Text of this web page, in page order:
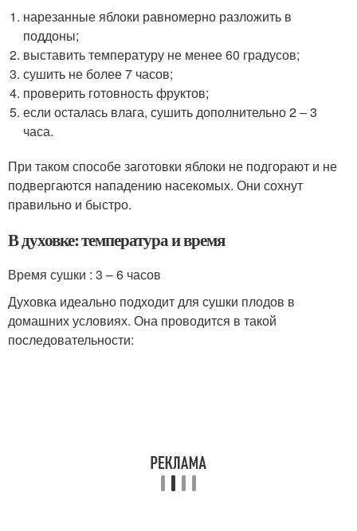
нарезанные яблоки равномерно разложить в
поддоны;
выставить температуру не менее 60 градусов;
сушить не более 7 часов;
проверить готовность фруктов;
если осталась влага, сушить дополнительно 2 – 3
часа.
При таком способе заготовки яблоки не подгорают и не
подвергаются нападению насекомых. Они сохнут
правильно и быстро.
В духовке: температура и время
Время сушки : 3 – 6 часов
Духовка идеально подходит для сушки плодов в
домашних условиях. Она проводится в такой
последовательности: